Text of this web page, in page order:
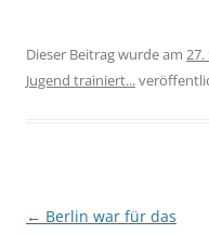
Dieser Beitrag wurde am 27.
Jugend trainiert...
Beitragsnavigation
← Berlin war für das